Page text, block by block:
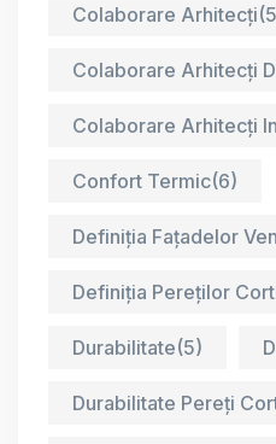
Colaborare Arhitecți
Colaborare Arhitecți
Colaborare Arhitecți
Confort Termic(6)
Definiția Fațadelor
Definiția Pereților
Durabilitate(5)
Durabilitate Pereți